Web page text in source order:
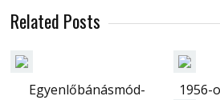
Related Posts
Egyenlőbánásmód-
1956-